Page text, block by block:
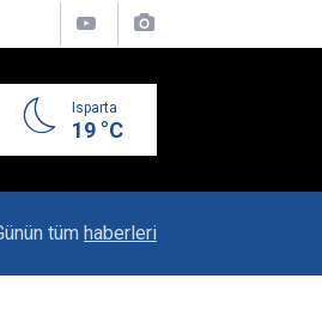
Isparta
19 °C
Bu İşin Kenarında Olanlara Bile Bu
tüm haberleri